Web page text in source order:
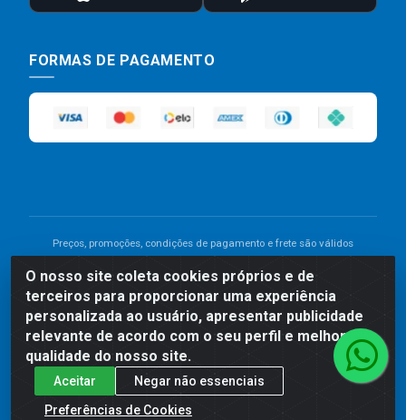
O nosso site coleta cookies próprios e de
terceiros para proporcionar uma experiência
personalizada ao usuário, apresentar publicidade
relevante de acordo com o seu perfil e melhorar a
qualidade do nosso site.
Aceitar
Negar não essenciais
Preferências de Cookies
FORMAS DE PAGAMENTO
Preços, promoções, condições de pagamento e frete são válidos
divergência de preço de um produto, será válido o preço que for
exibido no carrinho de compras do site no momento do pagamento.
As vendas estão sujeitas a análise e disponibilidade do estoque.
Imagens de produtos meramente ilustrativas.
Comercial de Construção 2001 LTDA - Av. Congresso
Eucarístico, 1179 - São José, Carpina - PE - CEP: 55811-
000 - 70.220.389/0001-66